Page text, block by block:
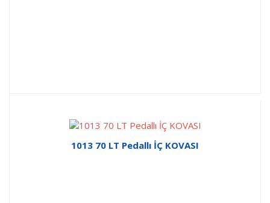
1013 70 LT Pedallı İÇ KOVASI